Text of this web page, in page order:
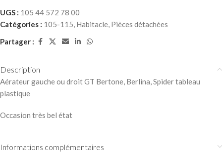
UGS : 105 44 572 78 00
Catégories : 105-115, Habitacle, Pièces détachées
Partager :
Description
Aérateur gauche ou droit GT Bertone, Berlina, Spider tableau
plastique
Occasion très bel état
Informations complémentaires